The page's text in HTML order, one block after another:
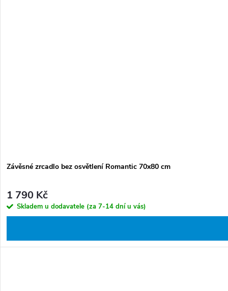
Závěsné zrcadlo bez osvětlení Romantic 70x80 cm
1 790 Kč
Skladem u dodavatele (za 7-14 dní u vás)